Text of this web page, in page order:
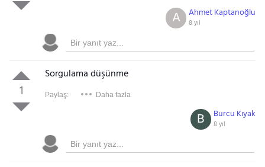
Ahmet Kaptanoğlu
8 yıl
A
1
Sorgulama düşünme
Paylaş: Daha fazla
Burcu Kıyak
8 yıl
B